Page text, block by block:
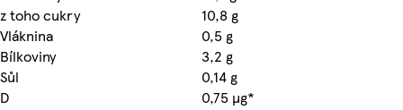
z toho cukry
10,8 g
Vláknina
0,5 g
Bílkoviny
3,2 g
Sůl
0,14 g
D
0,75 µg*